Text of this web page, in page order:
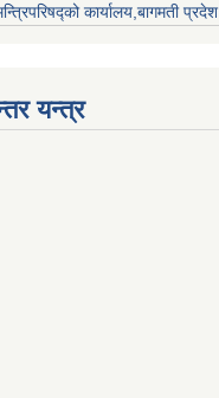
कार्यालय,बागमती प्रदेश
यन्त्र